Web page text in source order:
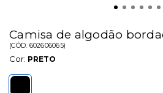
Camisa de algodão
(CÓD. 602606065)
Cor: PRETO